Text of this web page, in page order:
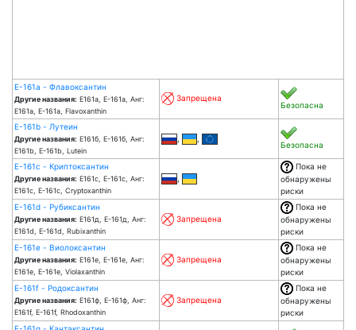
Е-161a - Флавоксантин
Другие названия: Е161а, Е-161а, Анг:
E161a, E-161a, Flavoxanthin
Запрещена
Безопасна
Е-161b - Лутеин
Другие названия: Е161б, Е-161б, Анг:
E161b, E-161b, Lutein
Безопасна
Е-161c - Криптоксантин
Другие названия: Е161с, Е-161с, Анг:
E161c, E-161c, Cryptoxanthin
Пока не
обнаружены
риски
Е-161d - Рубиксантин
Другие названия: Е161д, Е-161д, Анг:
E161d, E-161d, Rubixanthin
Запрещена
Пока не
обнаружены
риски
Е-161e - Виолоксантин
Другие названия: Е161е, Е-161е, Анг:
E161e, E-161e, Violaxanthin
Запрещена
Пока не
обнаружены
риски
Е-161f - Родоксантин
Другие названия: Е161ф, Е-161ф, Анг:
E161f, E-161f, Rhodoxanthin
Запрещена
Пока не
обнаружены
риски